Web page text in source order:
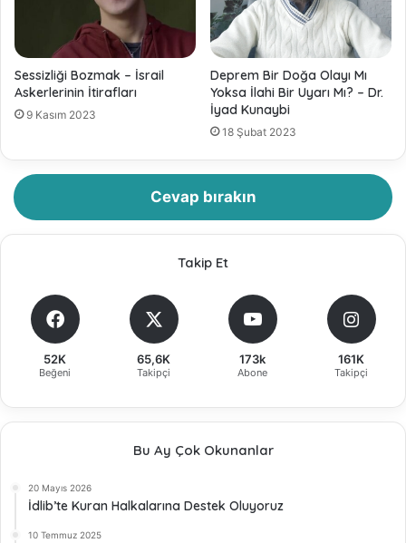
Sessizliği Bozmak – İsrail
Askerlerinin İtirafları
9 Kasım 2023
Deprem Bir Doğa Olayı Mı
Yoksa İlahi Bir Uyarı Mı? – Dr.
İyad Kunaybi
18 Şubat 2023
Cevap bırakın
Takip Et
52K
Beğeni
65,6K
Takipçi
173k
Abone
161K
Takipçi
Bu Ay Çok Okunanlar
20 Mayıs 2026
İdlib’te Kuran Halkalarına Destek Oluyoruz
10 Temmuz 2025